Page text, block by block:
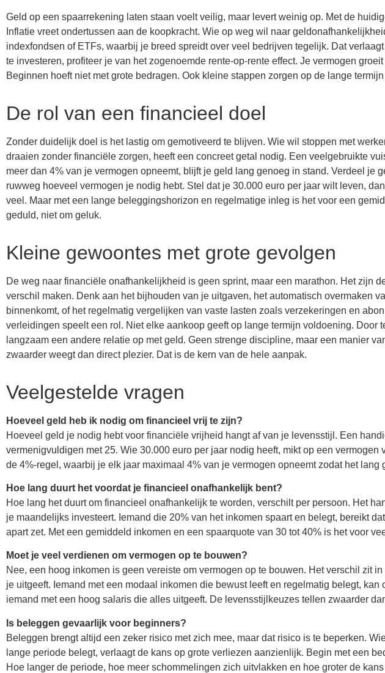
Geld op een spaarrekening laten staan voelt veilig, maar levert weinig op. Met de
Inflatie vreet ondertussen aan de koopkracht. Wie op weg wil naar
indexfondsen of ETFs, waarbij je breed spreidt over veel bedrijven tegelijk. Dat
te investeren, profiteer je van het zogenoemde rente-op-rente effect. Je vermogen
Beginnen hoeft niet met grote bedragen. Ook kleine stappen zorgen op de lange
De rol van een financieel doel
Zonder duidelijk doel is het lastig om gemotiveerd te blijven. Wie wil stoppen met
draaien zonder financiële zorgen, heeft een concreet getal nodig. Een veelgebruikte
meer dan 4% van je vermogen opneemt, blijft je geld lang genoeg in stand. Verdeel je
ruwweg hoeveel vermogen je nodig hebt. Stel dat je 30.000 euro per jaar wilt leven,
veel. Maar met een lange beleggingshorizon en regelmatige inleg is het voor een
geduld, niet om geluk.
Kleine gewoontes met grote gevolgen
De weg naar financiële onafhankelijkheid is geen sprint, maar een marathon. Het zijn
verschil maken. Denk aan het bijhouden van je uitgaven, het automatisch overmaken
binnenkomt, of het regelmatig vergelijken van vaste lasten zoals verzekeringen en
verleidingen speelt een rol. Niet elke aankoop geeft op lange termijn voldoening. Door
langzaam een andere relatie op met geld. Geen strenge discipline, maar een manier
zwaarder weegt dan direct plezier. Dat is de kern van de hele aanpak.
Veelgestelde vragen
Hoeveel geld heb ik nodig om financieel vrij te zijn?
Hoeveel geld je nodig hebt voor financiële vrijheid hangt af van je levensstijl. Een
vermenigvuldigen met 25. Wie 30.000 euro per jaar nodig heeft, mikt op een
de 4%-regel, waarbij je elk jaar maximaal 4% van je vermogen opneemt zodat het lang
Hoe lang duurt het voordat je financieel onafhankelijk bent?
Hoe lang het duurt om financieel onafhankelijk te worden, verschilt per persoon. Het
je maandelijks investeert. Iemand die 20% van het inkomen spaart en belegt, bereikt
apart zet. Met een gemiddeld inkomen en een spaarquote van 30 tot 40% is het voor
Moet je veel verdienen om vermogen op te bouwen?
Nee, een hoog inkomen is geen vereiste om vermogen op te bouwen. Het verschil zit
je uitgeeft. Iemand met een modaal inkomen die bewust leeft en regelmatig belegt,
iemand met een hoog salaris die alles uitgeeft. De levensstijlkeuzes tellen zwaarder
Is beleggen gevaarlijk voor beginners?
Beleggen brengt altijd een zeker risico met zich mee, maar dat risico is te beperken.
lange periode belegt, verlaagt de kans op grote verliezen aanzienlijk. Begin met een
Hoe langer de periode, hoe meer schommelingen zich uitvlakken en hoe groter de